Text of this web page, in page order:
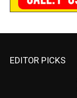
EDITOR PICKS